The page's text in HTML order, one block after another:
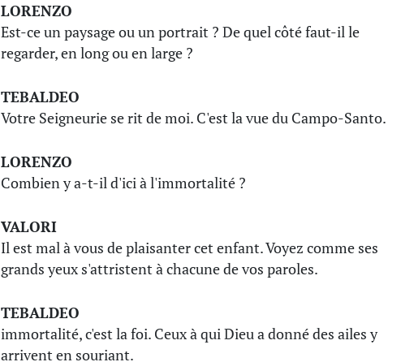
LORENZO
Est-ce un paysage ou un portrait ? De quel côté faut-il le
regarder, en long ou en large ?
TEBALDEO
Votre Seigneurie se rit de moi. C'est la vue du Campo-Santo.
LORENZO
Combien y a-t-il d'ici à l'immortalité ?
VALORI
Il est mal à vous de plaisanter cet enfant. Voyez comme ses
grands yeux s'attristent à chacune de vos paroles.
TEBALDEO
immortalité, c'est la foi. Ceux à qui Dieu a donné des ailes y
arrivent en souriant.